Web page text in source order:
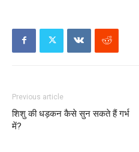
Previous article
शिशु की धड़कन कैसे सुन सकते हैं गर्भ
में?